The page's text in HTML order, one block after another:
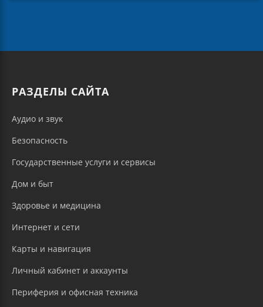
РАЗДЕЛЫ САЙТА
Аудио и звук
Безопасность
Государственные услуги и сервисы
Дом и быт
Здоровье и медицина
Интернет и сети
Карты и навигация
Личный кабинет и аккаунты
Периферия и офисная техника